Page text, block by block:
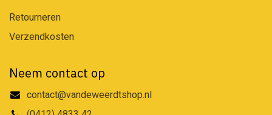
Retourneren
Verzendkosten
Neem contact op
contact@vandeweerdtshop.nl